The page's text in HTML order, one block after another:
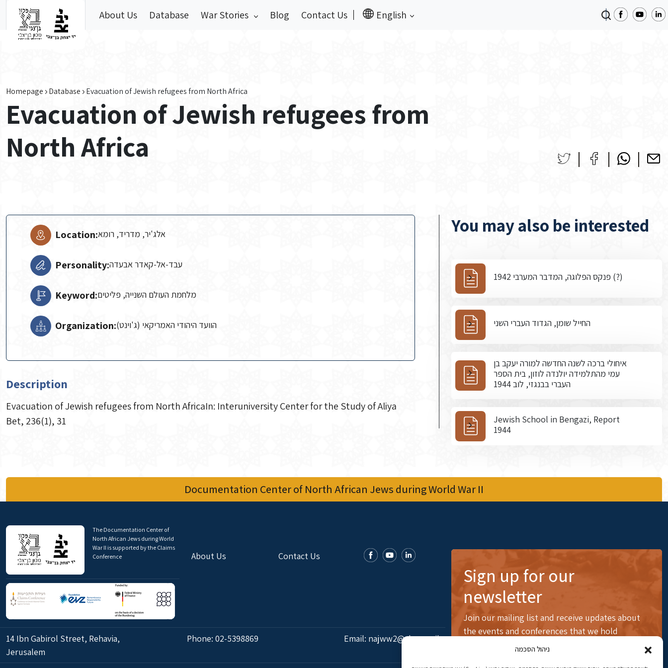
ניהול הסכמה
About Us Database War Stories Blog Contact Us English
Homepage Database Evacuation of Jewish refugees from North Africa
Evacuation of Jewish refugees from
North Africa
Location:אלג'יר, מדריד, רומא
Personality:עבד-אל-קאדר אבעדה
Keyword:מלחמת העולם השנייה, פליטים
Organization:הוועד היהודי האמריקאי (ג'וינט)
Description
Evacuation of Jewish refugees from North AfricaIn: Interuniversity Center for the Study of Aliya
Bet, 236(1), 31
You may also be interested
פנקס הפלוגה, המדבר המערבי 1942 (?)
החייל שומן, הגדוד העברי השני
איחולי ברכה לשנה החדשה למורה יעקב בן
עמי מהתלמידה יולנדה לוזון, בית הספר
העברי בבנגזי, לוב 1944
Jewish School in Bengazi, Report
1944
Documentation Center of North African Jews during World War II
The Documentation Center of
North African Jews during World
War II is supported by the Claims
Conference
About Us Contact Us
14 Ibn Gabirol Street, Rehavia,
Jerusalem
Phone: 02-5398869 Email: najww2@ybz.org.il
Sign up for our
newsletter
Join our mailing list and receive updates about
the events and conferences that we hold